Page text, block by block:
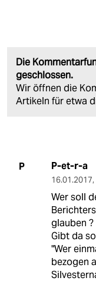
Die
geschlossen.
Wir öffnen die
Artikeln für etwa
P P-et-r-a
16.01.2017,
Wer soll
glauben ?
Gibt da
"Wer
bezogen